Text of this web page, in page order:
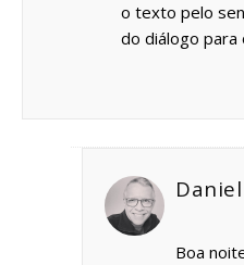
o texto pelo
do diálogo para
Boa